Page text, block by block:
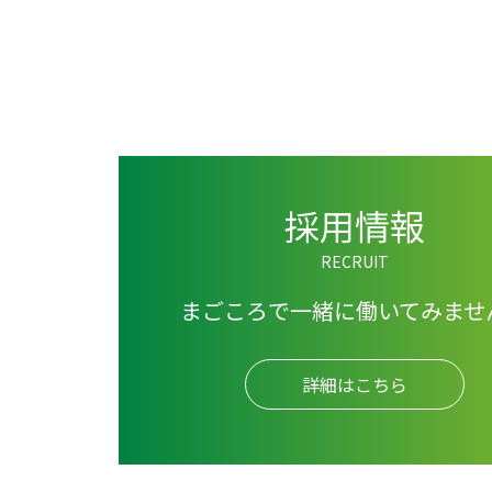
採用情報
RECRUIT
まごころで一緒に働いてみま
詳細はこちら